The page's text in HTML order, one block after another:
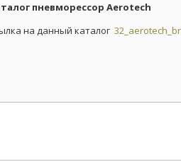
пневморессор Aerotech
на данный каталог